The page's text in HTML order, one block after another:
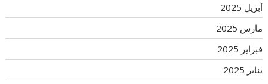
أبريل 2025
مارس 2025
فبراير 2025
يناير 2025